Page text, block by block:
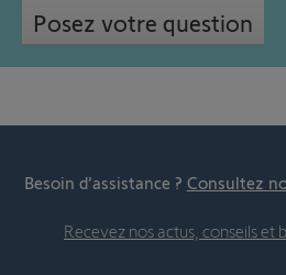
Posez votre question
Besoin d’assistance ? Consultez
Recevez nos actus, conseils et